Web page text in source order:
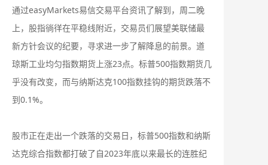
通过easyMarkets易信交易平台资讯了解到，周二晚
上，股指徜徉在平稳线附近，交易员们展望美联储最
新方针会议的纪要，寻求进一步了解降息的前景。道
琼斯工业均匀指数期货上涨23点。标普500指数期货几
乎没有改变，而与纳斯达克100指数挂钩的期货跌落不
到0.1%。
股市正在走出一个跌落的交易日，标普500指数和纳斯
达克综合指数都打破了自2023年底以来最长的连胜纪